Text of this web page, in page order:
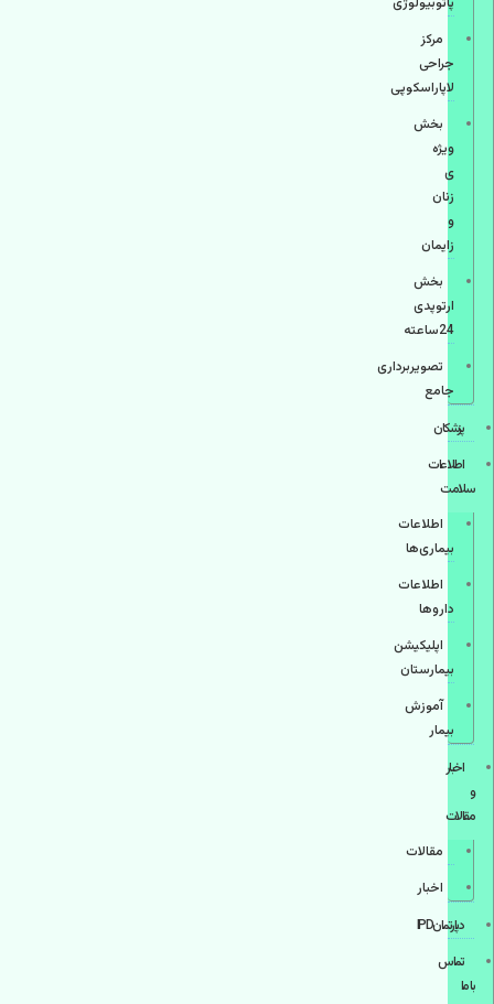
مرکز
جراحی
لاپاراسکوپی
بخش
ویژه
ی
زنان
و
زایمان
بخش
ارتوپدی
24ساعته
تصویربرداری
جامع
پزشكان
اطلاعات
سلامت
اطلاعات
بیماری‌ها
اطلاعات
دارو‌ها
اپليكيشن
بيمارستان
آموزش
بیمار
اخبار
و
مقالات
مقالات
اخبار
دپارتمانIPD
تماس
با ما